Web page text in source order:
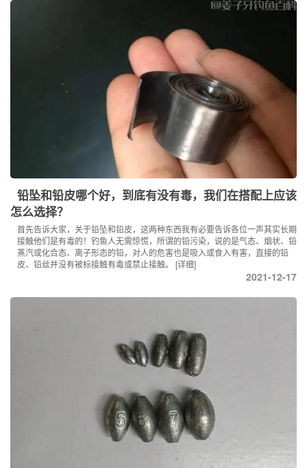
铅坠和铅皮哪个好，到底有没有毒，我们在搭配上应该
怎么选择？
首先告诉大家，关于铅坠和铅皮，这两种东西我有必要告诉各位一声其实长期
接触他们是有毒的！钓鱼人无需惊慌，所谓的铅污染，说的是气态、烟状、铅
蒸汽或化合态、离子形态的铅，对人的危害也是吸入或食入有害，直接的铅
皮、铅丝并没有被标接触有毒或禁止接触。 [详细]
2021-12-17